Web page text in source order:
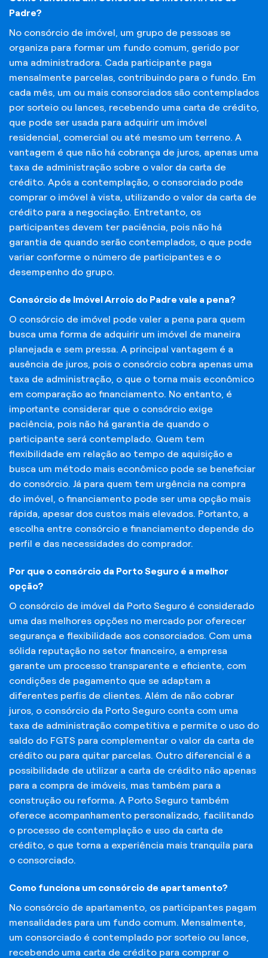
Padre?
No consórcio de imóvel, um grupo de pessoas se
organiza para formar um fundo comum, gerido por
uma administradora. Cada participante paga
mensalmente parcelas, contribuindo para o fundo. Em
cada mês, um ou mais consorciados são contemplados
por sorteio ou lances, recebendo uma carta de crédito,
que pode ser usada para adquirir um imóvel
residencial, comercial ou até mesmo um terreno. A
vantagem é que não há cobrança de juros, apenas uma
taxa de administração sobre o valor da carta de
crédito. Após a contemplação, o consorciado pode
comprar o imóvel à vista, utilizando o valor da carta de
crédito para a negociação. Entretanto, os
participantes devem ter paciência, pois não há
garantia de quando serão contemplados, o que pode
variar conforme o número de participantes e o
desempenho do grupo.
Consórcio de Imóvel Arroio do Padre vale a pena?
O consórcio de imóvel pode valer a pena para quem
busca uma forma de adquirir um imóvel de maneira
planejada e sem pressa. A principal vantagem é a
ausência de juros, pois o consórcio cobra apenas uma
taxa de administração, o que o torna mais econômico
em comparação ao financiamento. No entanto, é
importante considerar que o consórcio exige
paciência, pois não há garantia de quando o
participante será contemplado. Quem tem
flexibilidade em relação ao tempo de aquisição e
busca um método mais econômico pode se beneficiar
do consórcio. Já para quem tem urgência na compra
do imóvel, o financiamento pode ser uma opção mais
rápida, apesar dos custos mais elevados. Portanto, a
escolha entre consórcio e financiamento depende do
perfil e das necessidades do comprador.
Por que o consórcio da Porto Seguro é a melhor
opção?
O consórcio de imóvel da Porto Seguro é considerado
uma das melhores opções no mercado por oferecer
segurança e flexibilidade aos consorciados. Com uma
sólida reputação no setor financeiro, a empresa
garante um processo transparente e eficiente, com
condições de pagamento que se adaptam a
diferentes perfis de clientes. Além de não cobrar
juros, o consórcio da Porto Seguro conta com uma
taxa de administração competitiva e permite o uso do
saldo do FGTS para complementar o valor da carta de
crédito ou para quitar parcelas. Outro diferencial é a
possibilidade de utilizar a carta de crédito não apenas
para a compra de imóveis, mas também para a
construção ou reforma. A Porto Seguro também
oferece acompanhamento personalizado, facilitando
o processo de contemplação e uso da carta de
crédito, o que torna a experiência mais tranquila para
o consorciado.
Como funciona um consórcio de apartamento?
No consórcio de apartamento, os participantes pagam
mensalidades para um fundo comum. Mensalmente,
um consorciado é contemplado por sorteio ou lance,
recebendo uma carta de crédito para comprar o